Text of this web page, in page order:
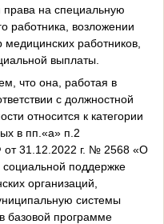
на специальную
работника, возложении
работников,
выплаты.
что она, работая в
с должностной
относится к категории
в пп.«а» п.2
от 31.12.2022 г. № 2568 «О
социальной поддержке
организаций,
системы
базовой программе